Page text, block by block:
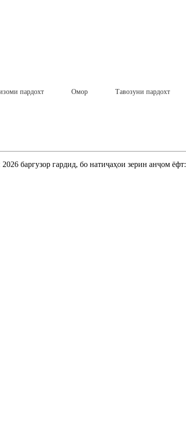
пардохт Омор Тавозуни пардохт
баргузор гардид, бо натиҷаҳои зерин анҷом ёфт: